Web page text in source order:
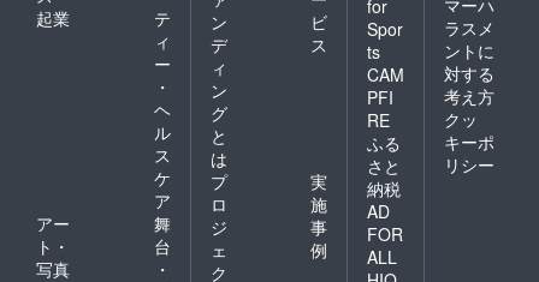
起業
テ
ィ
ー
・
ヘ
ル
ス
ケ
ア
アー
ト・
写真
舞
台
・
ン
デ
ィ
ン
グ
と
は
ビ
ス
プ
ロ
ジ
ェ
ク
実
施
事
例
for
Spor
ts
CAM
PFI
RE
ふる
さと
納税
AD
FOR
ALL
マーハ
ラスメ
ントに
対する
考え方
クッ
キーポ
リシー